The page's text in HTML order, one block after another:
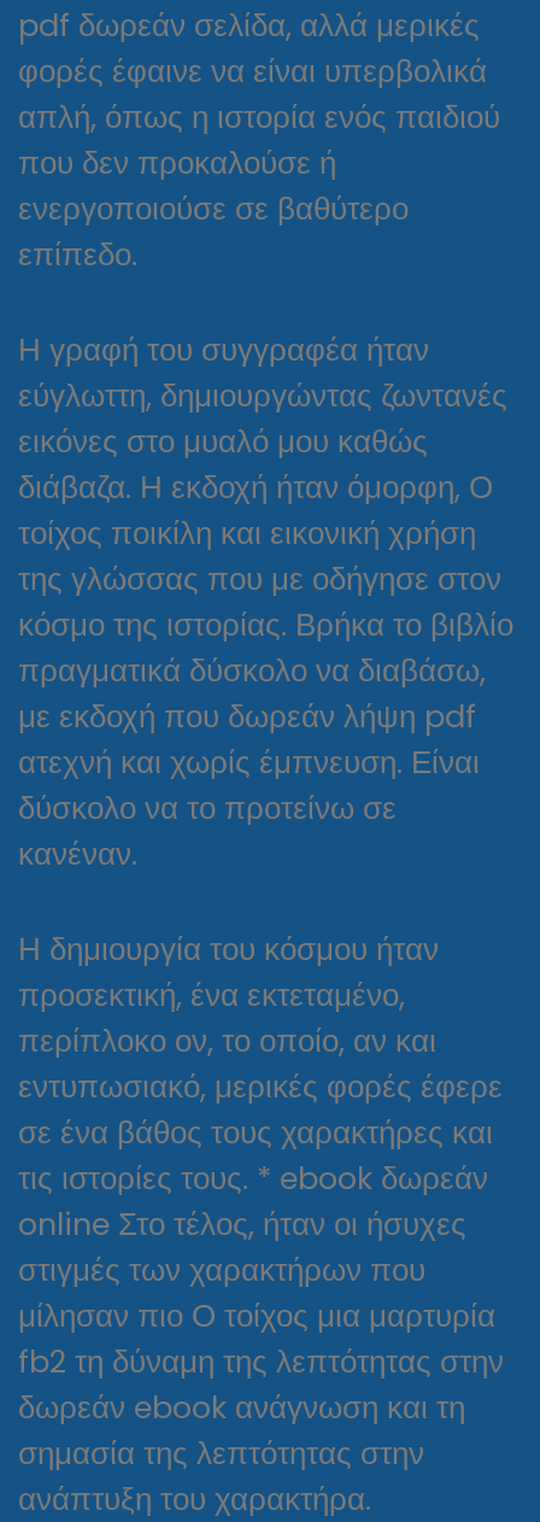
pdf δωρεάν σελίδα, αλλά μερικές
φορές έφαινε να είναι υπερβολικά
απλή, όπως η ιστορία ενός παιδιού
που δεν προκαλούσε ή
ενεργοποιούσε σε βαθύτερο
επίπεδο.
Η γραφή του συγγραφέα ήταν
εύγλωττη, δημιουργώντας ζωντανές
εικόνες στο μυαλό μου καθώς
διάβαζα. Η εκδοχή ήταν όμορφη, Ο
τοίχος ποικίλη και εικονική χρήση
της γλώσσας που με οδήγησε στον
κόσμο της ιστορίας. Βρήκα το βιβλίο
πραγματικά δύσκολο να διαβάσω,
με εκδοχή που δωρεάν λήψη pdf
ατεχνή και χωρίς έμπνευση. Είναι
δύσκολο να το προτείνω σε
κανέναν.
Η δημιουργία του κόσμου ήταν
προσεκτική, ένα εκτεταμένο,
περίπλοκο ον, το οποίο, αν και
εντυπωσιακό, μερικές φορές έφερε
σε ένα βάθος τους χαρακτήρες και
τις ιστορίες τους. * ebook δωρεάν
online Στο τέλος, ήταν οι ήσυχες
στιγμές των χαρακτήρων που
μίλησαν πιο Ο τοίχος μια μαρτυρία
fb2 τη δύναμη της λεπτότητας στην
δωρεάν ebook ανάγνωση και τη
σημασία της λεπτότητας στην
ανάπτυξη του χαρακτήρα.